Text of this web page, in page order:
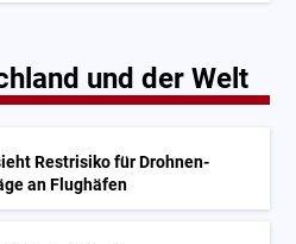
und der Welt
Restrisiko für Drohnen-
an Flughäfen